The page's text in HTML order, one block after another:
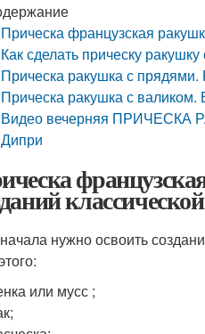
Прическа французская
Как сделать прическу
Прическа ракушка с
Прическа ракушка с
Видео вечерняя ПРИЧЕСКА
Дипри
нужно освоить
или мусс ;